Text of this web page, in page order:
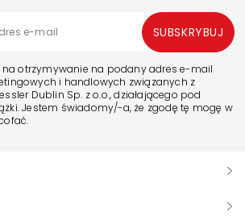
na otrzymywanie na podany adres e-mail
i handlowych związanych z
Dublin Sp. z o.o., działającego pod
Jestem świadomy/-a, że zgodę tę mogę w
SUBSKRYBUJ